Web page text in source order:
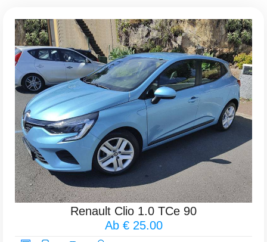
Renault Clio 1.0 TCe 90
Ab € 25.00